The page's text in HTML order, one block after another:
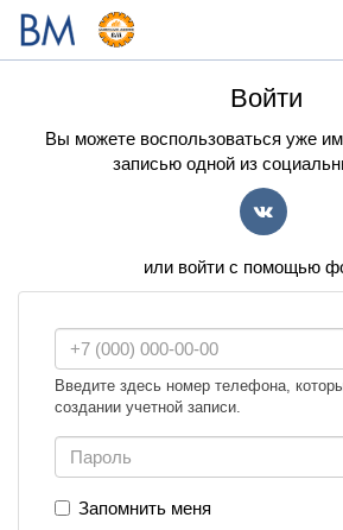
Войти
Вы можете воспользоваться уже
записью одной из
или войти с помощью
Введите здесь номер телефона,
создании учетной записи.
Запомнить меня